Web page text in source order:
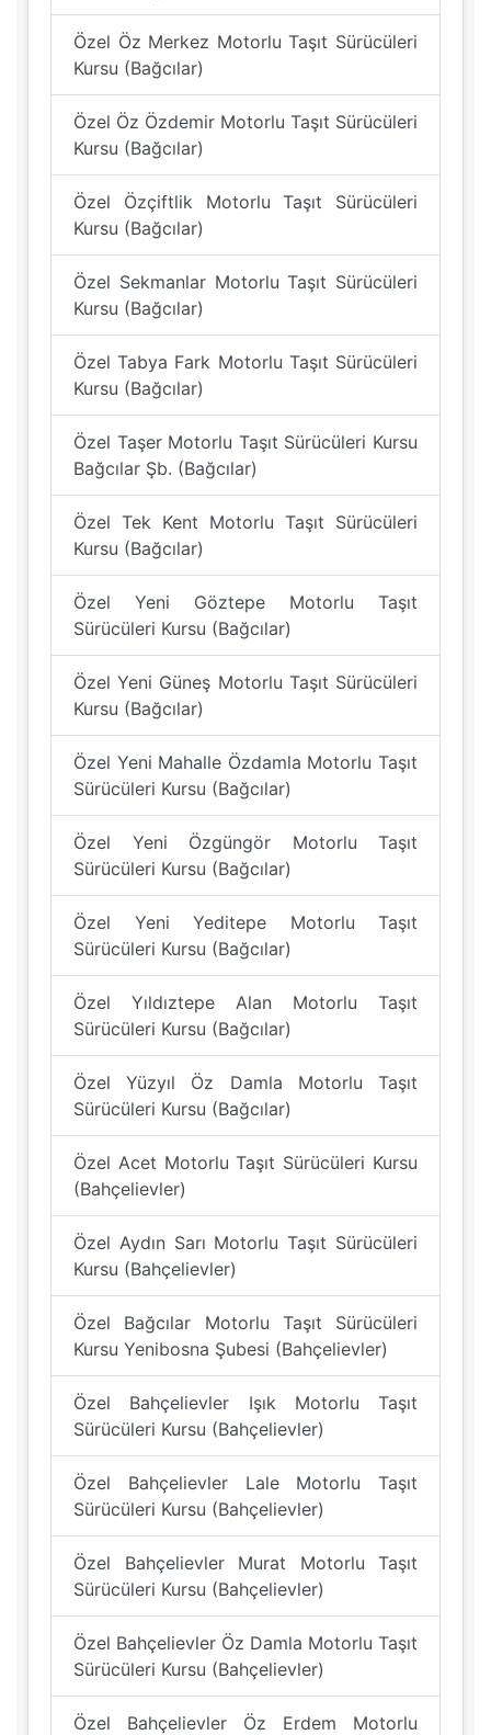
Özel Öz Merkez Motorlu Taşıt Sürücüleri
Kursu (Bağcılar)
Özel Öz Özdemir Motorlu Taşıt Sürücüleri
Kursu (Bağcılar)
Özel Özçiftlik Motorlu Taşıt Sürücüleri
Kursu (Bağcılar)
Özel Sekmanlar Motorlu Taşıt Sürücüleri
Kursu (Bağcılar)
Özel Tabya Fark Motorlu Taşıt Sürücüleri
Kursu (Bağcılar)
Özel Taşer Motorlu Taşıt Sürücüleri Kursu
Bağcılar Şb. (Bağcılar)
Özel Tek Kent Motorlu Taşıt Sürücüleri
Kursu (Bağcılar)
Özel Yeni Göztepe Motorlu Taşıt
Sürücüleri Kursu (Bağcılar)
Özel Yeni Güneş Motorlu Taşıt Sürücüleri
Kursu (Bağcılar)
Özel Yeni Mahalle Özdamla Motorlu Taşıt
Sürücüleri Kursu (Bağcılar)
Özel Yeni Özgüngör Motorlu Taşıt
Sürücüleri Kursu (Bağcılar)
Özel Yeni Yeditepe Motorlu Taşıt
Sürücüleri Kursu (Bağcılar)
Özel Yıldıztepe Alan Motorlu Taşıt
Sürücüleri Kursu (Bağcılar)
Özel Yüzyıl Öz Damla Motorlu Taşıt
Sürücüleri Kursu (Bağcılar)
Özel Acet Motorlu Taşıt Sürücüleri Kursu
(Bahçelievler)
Özel Aydın Sarı Motorlu Taşıt Sürücüleri
Kursu (Bahçelievler)
Özel Bağcılar Motorlu Taşıt Sürücüleri
Kursu Yenibosna Şubesi (Bahçelievler)
Özel Bahçelievler Işık Motorlu Taşıt
Sürücüleri Kursu (Bahçelievler)
Özel Bahçelievler Lale Motorlu Taşıt
Sürücüleri Kursu (Bahçelievler)
Özel Bahçelievler Murat Motorlu Taşıt
Sürücüleri Kursu (Bahçelievler)
Özel Bahçelievler Öz Damla Motorlu Taşıt
Sürücüleri Kursu (Bahçelievler)
Özel Bahçelievler Öz Erdem Motorlu